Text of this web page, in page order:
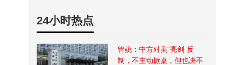
24小时热点
管姚：中方对美“亮剑”反
制，不主动掀桌，但也决不